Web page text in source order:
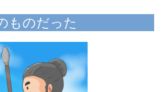
ものだった